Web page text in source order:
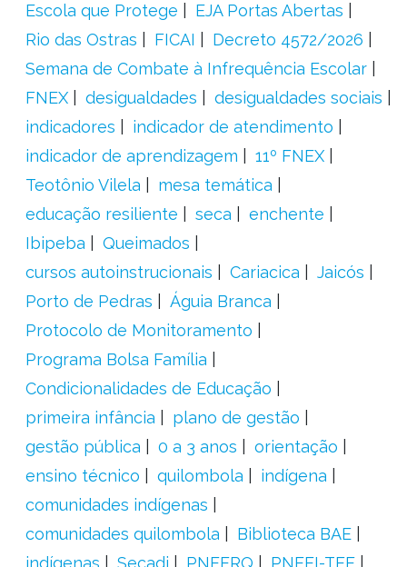
Escola que Protege
EJA Portas Abertas
Rio das Ostras
FICAI
Decreto 4572/2026
Semana de Combate à Infrequência Escolar
FNEX
desigualdades
desigualdades sociais
indicadores
indicador de atendimento
indicador de aprendizagem
11º FNEX
Teotônio Vilela
mesa temática
educação resiliente
seca
enchente
Ibipeba
Queimados
cursos autoinstrucionais
Cariacica
Jaicós
Porto de Pedras
Águia Branca
Protocolo de Monitoramento
Programa Bolsa Família
Condicionalidades de Educação
primeira infância
plano de gestão
gestão pública
0 a 3 anos
orientação
ensino técnico
quilombola
indígena
comunidades indígenas
comunidades quilombola
Biblioteca BAE
indígenas
Secadi PNEERQ
PNEEI-TEE